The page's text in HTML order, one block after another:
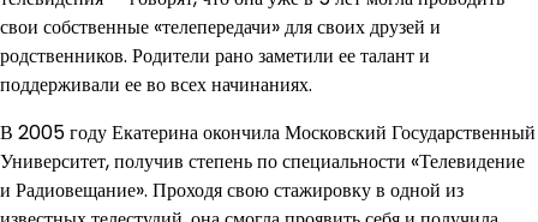
свои собственные «телепередачи» для своих друзей и
родственников. Родители рано заметили ее талант и
поддерживали ее во всех начинаниях.
В 2005 году Екатерина окончила Московский Государственный
Университет, получив степень по специальности «Телевидение
и Радиовещание». Проходя свою стажировку в одной из